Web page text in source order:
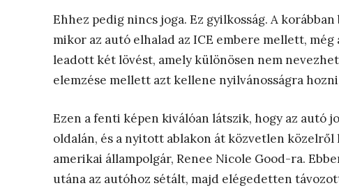
Ehhez pedig nincs joga. Ez gyilkosság. A
mikor az autó elhalad az ICE embere mellett,
leadott két lövést, amely különösen nem
elemzése mellett azt kellene nyilvánosságra
Ezen a fenti képen kiválóan látszik, hogy az autó
oldalán, és a nyitott ablakon át közvetlen közelről
amerikai állampolgár, Renee Nicole Good-ra.
utána az autóhoz sétált, majd elégedetten